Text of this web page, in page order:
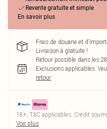
Revente gratuite et simple
En savoir plus
Frais de douane et
Livraison à gratuite !
Retour possible dans les
Exclusions applicables.
retour
18+, T&C applicables. Crédit
Voir plus